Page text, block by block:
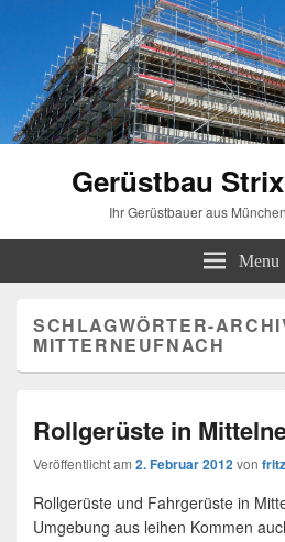
Gerüstbau
Ihr Gerüstbauer aus
Menu
SCHLAGWÖRTER-
MITTERNEUFNACH
Rollgerüste in
Veröffentlicht am 2. Februar 2012von fritz
Rollgerüste und Fahrgerüste in
Umgebung aus leihen Kommen